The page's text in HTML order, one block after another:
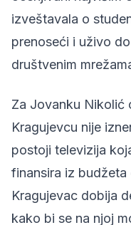
izveštavala o
prenoseći i uživo
društvenim
Za Jovanku Nikolić
Kragujevcu nije
postoji televizija
finansira iz
Kragujevac dobija
kako bi se na njoj